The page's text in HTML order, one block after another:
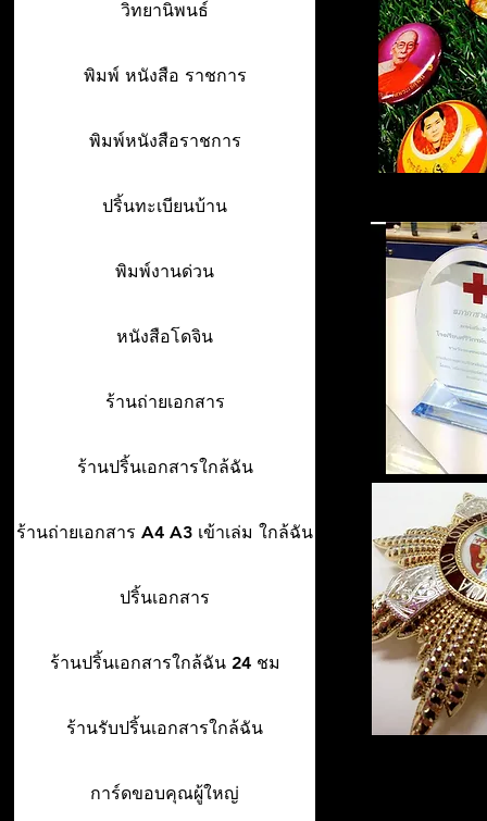
วิทยานิพนธ์
พิมพ์ หนังสือ ราชการ
พิมพ์หนังสือราชการ
ปริ้นทะเบียนบ้าน
พิมพ์งานด่วน
หนังสือโดจิน
ร้านถ่ายเอกสาร
ร้านปริ้นเอกสารใกล้ฉัน
ร้านถ่ายเอกสาร A4 A3 เข้าเล่ม ใกล้ฉัน
ปริ้นเอกสาร
ร้านปริ้นเอกสารใกล้ฉัน 24 ชม
ร้านรับปริ้นเอกสารใกล้ฉัน
การ์ดขอบคุณผู้ใหญ่